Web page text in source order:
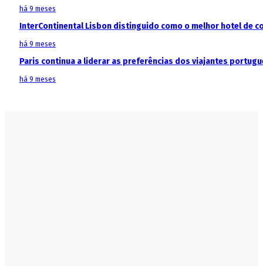
há 9 meses
InterContinental Lisbon distinguido como o melhor hotel de
há 9 meses
Paris continua a liderar as preferências dos viajantes
há 9 meses